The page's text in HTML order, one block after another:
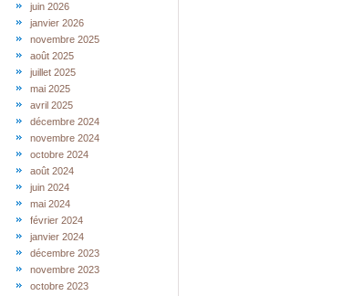
juin 2026
janvier 2026
novembre 2025
août 2025
juillet 2025
mai 2025
avril 2025
décembre 2024
novembre 2024
octobre 2024
août 2024
juin 2024
mai 2024
février 2024
janvier 2024
décembre 2023
novembre 2023
octobre 2023